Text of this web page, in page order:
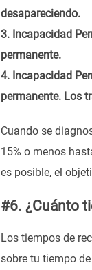
desapareciendo.
3. Incapacidad
permanente.
4. Incapacidad
permanente. Los
Cuando se
15% o menos
es posible, el
#6. ¿Cuánto
Los tiempos de
sobre tu tiempo